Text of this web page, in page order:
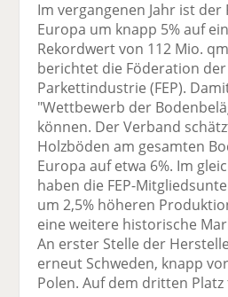
Im vergangenen Jahr ist
Europa um knapp 5% auf
Rekordwert von 112 Mio.
berichtet die Föderation
Parkettindustrie (FEP).
"Wettbewerb der
können. Der Verband
Holzböden am gesamten
Europa auf etwa 6%. Im
haben die FEP-
um 2,5% höheren
eine weitere historische
An erster Stelle der
erneut Schweden, knapp
Polen. Auf dem dritten